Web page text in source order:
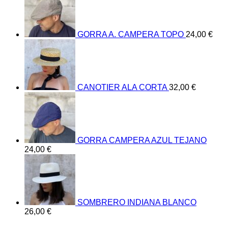
GORRA A. CAMPERA TOPO 24,00 €
CANOTIER ALA CORTA 32,00 €
GORRA CAMPERA AZUL TEJANO
24,00 €
SOMBRERO INDIANA BLANCO
26,00 €